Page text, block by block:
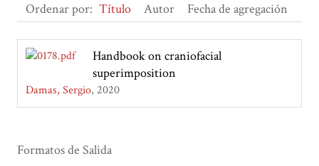
Ordenar por: Título Autor Fecha de agregación
Handbook on craniofacial
superimposition
Damas, Sergio 2020
Formatos de Salida